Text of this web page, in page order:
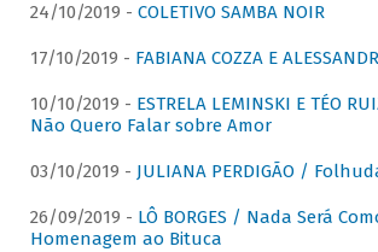
24/10/2019 - COLETIVO SAMBA NOIR
17/10/2019 - FABIANA COZZA E
10/10/2019 - ESTRELA LEMINSKI E TÉO
Não Quero Falar sobre Amor
03/10/2019 - JULIANA PERDIGÃO /
26/09/2019 - LÔ BORGES / Nada Será
Homenagem ao Bituca